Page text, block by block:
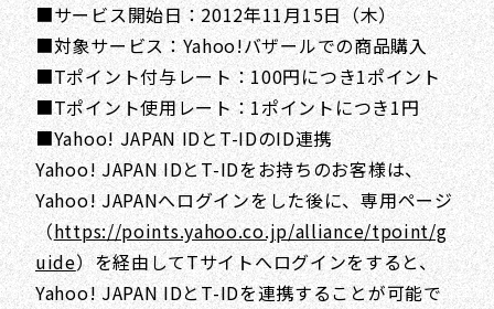
■サービス開始日：2012年11月15日（木）
■対象サービス：Yahoo!バザールでの商品購入
■Tポイント付与レート：100円につき1ポイント
■Tポイント使用レート：1ポイントにつき1円
■Yahoo! JAPAN IDとT-IDのID連携
Yahoo! JAPAN IDとT-IDをお持ちのお客様は、
Yahoo! JAPANへログインをした後に、専用ページ
（https://points.yahoo.co.jp/alliance/tpoint/g
uide）を経由してTサイトへログインをすると、
Yahoo! JAPAN IDとT-IDを連携することが可能で